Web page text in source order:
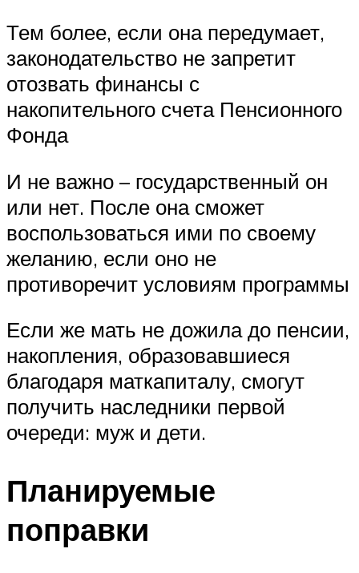
Тем более, если она передумает,
законодательство не запретит
отозвать финансы с
накопительного счета Пенсионного
Фонда
И не важно – государственный он
или нет. После она сможет
воспользоваться ими по своему
желанию, если оно не
противоречит условиям программы
Если же мать не дожила до пенсии,
накопления, образовавшиеся
благодаря маткапиталу, смогут
получить наследники первой
очереди: муж и дети.
Планируемые
поправки